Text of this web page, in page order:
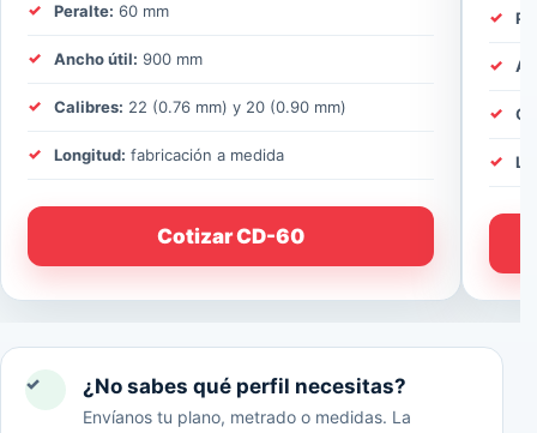
Peralte: 60 mm
Ancho útil: 900 mm
Calibres: 22 (0.76 mm) y 20 (0.90 mm)
Longitud: fabricación a medida
Cotizar CD-60
✓ ¿No sabes qué perfil necesitas?
Envíanos tu plano, metrado o medidas. La